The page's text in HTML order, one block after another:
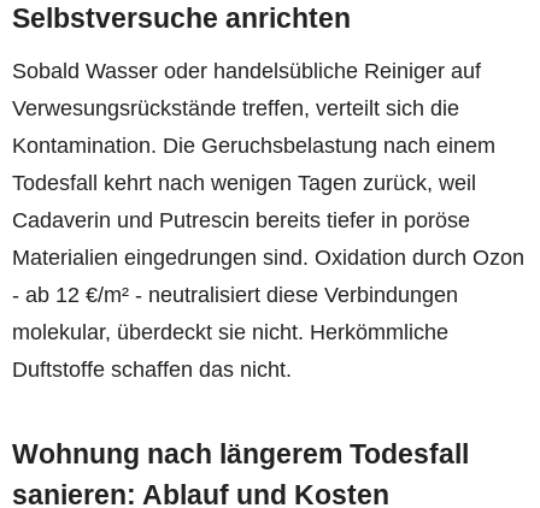
Selbstversuche anrichten
Sobald Wasser oder handelsübliche Reiniger auf
Verwesungsrückstände treffen, verteilt sich die
Kontamination. Die Geruchsbelastung nach einem
Todesfall kehrt nach wenigen Tagen zurück, weil
Cadaverin und Putrescin bereits tiefer in poröse
Materialien eingedrungen sind. Oxidation durch Ozon
- ab 12 €/m² - neutralisiert diese Verbindungen
molekular, überdeckt sie nicht. Herkömmliche
Duftstoffe schaffen das nicht.
Wohnung nach längerem Todesfall
sanieren: Ablauf und Kosten